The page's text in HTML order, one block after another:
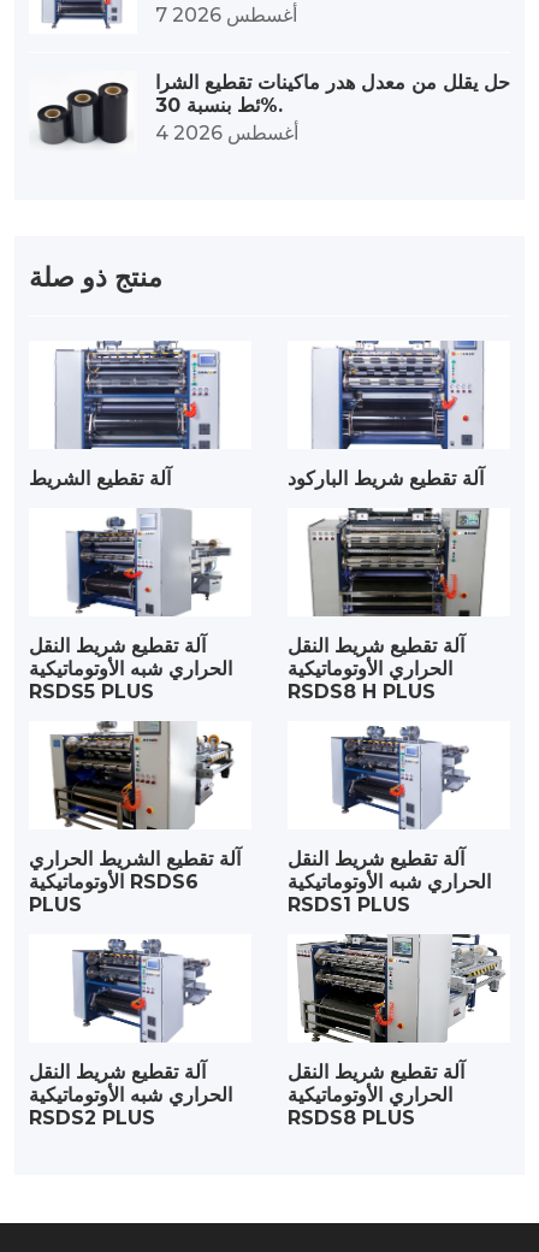
7 أغسطس 2026
حل يقلل من معدل هدر ماكينات تقطيع الشرا
ئط بنسبة 30%.
4 أغسطس 2026
منتج ذو صلة
آلة تقطيع الشريط آلة تقطيع شريط الباركود
آلة تقطيع شريط النقل
الحراري شبه الأوتوماتيكية
RSDS5 PLUS
آلة تقطيع شريط النقل
الحراري الأوتوماتيكية
RSDS8 H PLUS
آلة تقطيع الشريط الحراري
الأوتوماتيكية RSDS6
PLUS
آلة تقطيع شريط النقل
الحراري شبه الأوتوماتيكية
RSDS1 PLUS
آلة تقطيع شريط النقل
الحراري شبه الأوتوماتيكية
RSDS2 PLUS
آلة تقطيع شريط النقل
الحراري الأوتوماتيكية
RSDS8 PLUS